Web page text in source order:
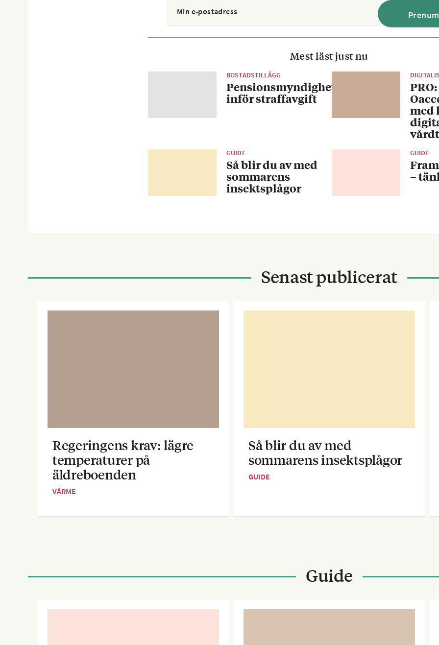
Mest läst just nu
BOSTADSTILLÄGG
Pensionsmyndigheten
inför straffavgift
PRO:
med
GUIDE
Så blir du av med
sommarens
insektsplågor
GUIDE
–
Senast publicerat
Regeringens krav: lägre
temperaturer på
äldreboenden
VÄRME
Så blir du av med
sommarens insektsplågor
GUIDE
Guide